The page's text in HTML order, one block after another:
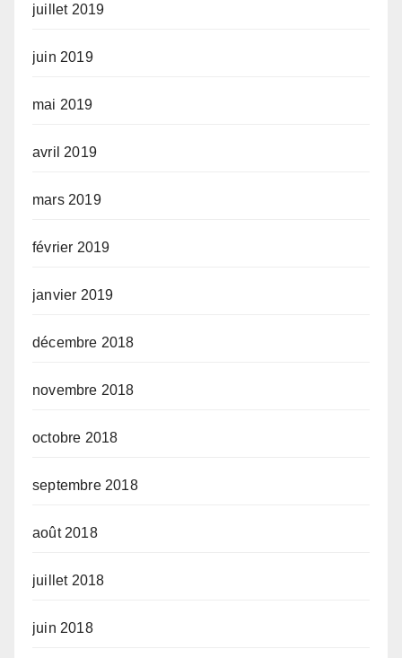
juillet 2019
juin 2019
mai 2019
avril 2019
mars 2019
février 2019
janvier 2019
décembre 2018
novembre 2018
octobre 2018
septembre 2018
août 2018
juillet 2018
juin 2018